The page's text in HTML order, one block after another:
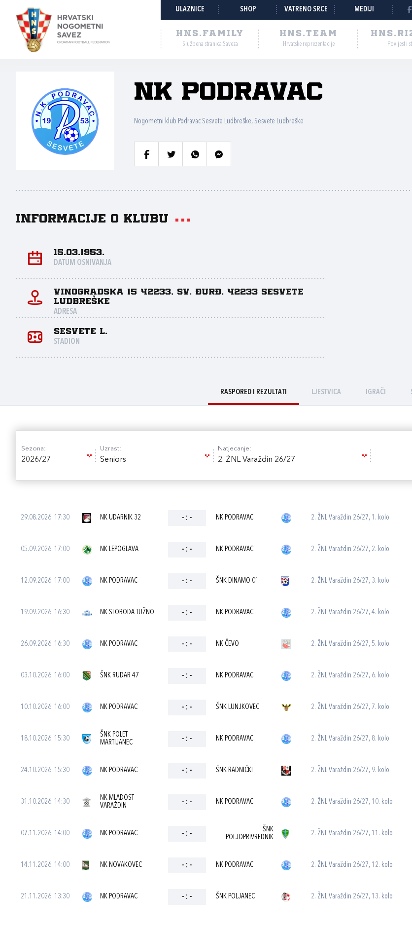
ULAZNICE SHOP VATRENO SRCE MEDIJI
HNS.FAMILY
Službena stranica Saveza
HNS.TEAM
Hrvatske reprezentacije Povijest i
NK Podravac
Nogometni klub Podravac Sesvete Ludbreške, Sesvete Ludbreške
Informacije o klubu
15.03.1953.
DATUM OSNIVANJA
Vinogradska 15 42233, Sv. Đurđ, 42233 Sesvete
Ludbreške
ADRESA
Sesvete L.
STADION
RASPORED I REZULTATI LJESTVICA IGRAČI
Sezona:
2026/27
Uzrast:
Seniors
Natjecanje:
2. ŽNL Varaždin 26/27
29.08.2026. 17:30 NK UDARNIK 32 - : - NK PODRAVAC 2. ŽNL Varaždin 26/27, 1. kolo
05.09.2026. 17:00 NK LEPOGLAVA - : - NK PODRAVAC 2. ŽNL Varaždin 26/27, 2. kolo
12.09.2026. 17:00 NK PODRAVAC - : - ŠNK DINAMO 01 2. ŽNL Varaždin 26/27, 3. kolo
19.09.2026. 16:30 NK SLOBODA TUŽNO - : - NK PODRAVAC 2. ŽNL Varaždin 26/27, 4. kolo
26.09.2026. 16:30 NK PODRAVAC - : - NK ČEVO 2. ŽNL Varaždin 26/27, 5. kolo
03.10.2026. 16:00 ŠNK RUDAR 47 - : - NK PODRAVAC 2. ŽNL Varaždin 26/27, 6. kolo
10.10.2026. 16:00 NK PODRAVAC - : - ŠNK LUNJKOVEC 2. ŽNL Varaždin 26/27, 7. kolo
18.10.2026. 15:30
ŠNK POLET
MARTIJANEC
- : - NK PODRAVAC 2. ŽNL Varaždin 26/27, 8. kolo
24.10.2026. 15:30 NK PODRAVAC - : - ŠNK RADNIČKI 2. ŽNL Varaždin 26/27, 9. kolo
31.10.2026. 14:30
NK MLADOST
VARAŽDIN
- : - NK PODRAVAC 2. ŽNL Varaždin 26/27, 10. kolo
07.11.2026. 14:00 NK PODRAVAC - : -
ŠNK
POLJOPRIVREDNIK
2. ŽNL Varaždin 26/27, 11. kolo
14.11.2026. 14:00 NK NOVAKOVEC - : - NK PODRAVAC 2. ŽNL Varaždin 26/27, 12. kolo
21.11.2026. 13:30 NK PODRAVAC - : - ŠNK POLJANEC 2. ŽNL Varaždin 26/27, 13. kolo